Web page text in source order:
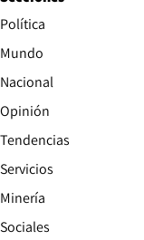
Política
Mundo
Nacional
Opinión
Tendencias
Servicios
Minería
Sociales